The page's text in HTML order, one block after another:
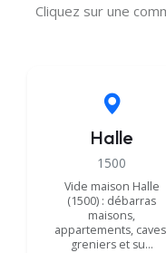
Cliquez sur une
Halle
1500
Vide maison Halle
(1500) : débarras
maisons,
appartements,
greniers et su…